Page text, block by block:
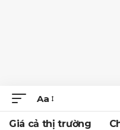
Aa
Giá cả thị trường